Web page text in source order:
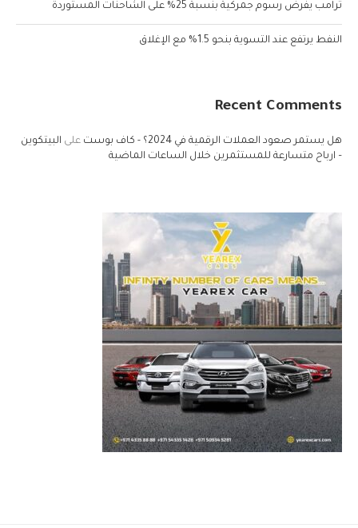
ترامب يفرض رسوم جمركية بنسبة 25% على الشاحنات المستوردة
النفط يرتفع عند التسوية بنحو 1.5% مع الإغلاق
Recent Comments
هل يستمر صعود العملات الرقمية في 2024؟ - كاف بوست على البيتكوين
– ارباح متسارعة للمستثمرين خلال الساعات الماضية